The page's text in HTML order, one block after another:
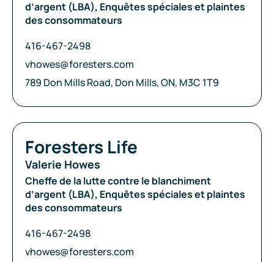
d’argent (LBA), Enquêtes spéciales et plaintes
des consommateurs
Téléphone:
416-467-2498
Courriel:
vhowes@foresters.com
Adresse:
789 Don Mills Road, Don Mills, ON, M3C 1T9
Compagnie:
Foresters Life
Valerie Howes
Cheffe de la lutte contre le blanchiment
d’argent (LBA), Enquêtes spéciales et plaintes
des consommateurs
Téléphone:
416-467-2498
Courriel:
vhowes@foresters.com